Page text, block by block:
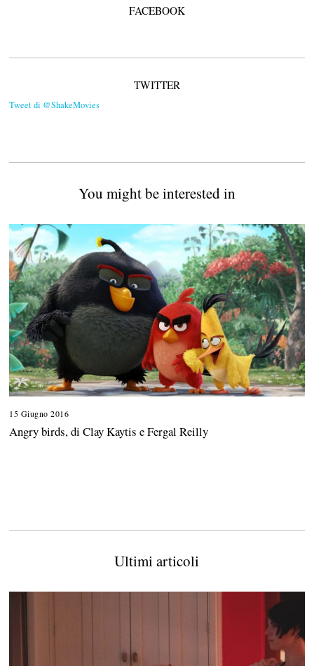
FACEBOOK
TWITTER
Tweet di @ShakeMovies
You might be interested in
15 Giugno 2016
Angry birds, di Clay Kaytis e Fergal Reilly
Ultimi articoli